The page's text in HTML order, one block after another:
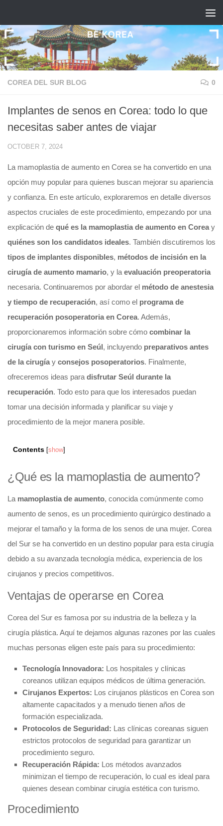
COREA DEL SUR BLOG 0
Implantes de senos en Corea: todo lo que
necesitas saber antes de viajar
OCTOBER 7, 2024
La mamoplastia de aumento en Corea se ha convertido en una
opción muy popular para quienes buscan mejorar su apariencia
y confianza. En este artículo, exploraremos en detalle diversos
aspectos cruciales de este procedimiento, empezando por una
explicación de qué es la mamoplastia de aumento en Corea y
quiénes son los candidatos ideales. También discutiremos los
tipos de implantes disponibles, métodos de incisión en la
cirugía de aumento mamario, y la evaluación preoperatoria
necesaria. Continuaremos por abordar el método de anestesia
y tiempo de recuperación, así como el programa de
recuperación posoperatoria en Corea. Además,
proporcionaremos información sobre cómo combinar la
cirugía con turismo en Seúl, incluyendo preparativos antes
de la cirugía y consejos posoperatorios. Finalmente,
ofreceremos ideas para disfrutar Seúl durante la
recuperación. Todo esto para que los interesados puedan
tomar una decisión informada y planificar su viaje y
procedimiento de la mejor manera posible.
Contents [show]
¿Qué es la mamoplastia de aumento?
La mamoplastia de aumento, conocida comúnmente como
aumento de senos, es un procedimiento quirúrgico destinado a
mejorar el tamaño y la forma de los senos de una mujer. Corea
del Sur se ha convertido en un destino popular para esta cirugía
debido a su avanzada tecnología médica, experiencia de los
cirujanos y precios competitivos.
Ventajas de operarse en Corea
Corea del Sur es famosa por su industria de la belleza y la
cirugía plástica. Aquí te dejamos algunas razones por las cuales
muchas personas eligen este país para su procedimiento:
Tecnología Innovadora: Los hospitales y clínicas
coreanos utilizan equipos médicos de última generación.
Cirujanos Expertos: Los cirujanos plásticos en Corea son
altamente capacitados y a menudo tienen años de
formación especializada.
Protocolos de Seguridad: Las clínicas coreanas siguen
estrictos protocolos de seguridad para garantizar un
procedimiento seguro.
Recuperación Rápida: Los métodos avanzados
minimizan el tiempo de recuperación, lo cual es ideal para
quienes desean combinar cirugía estética con turismo.
Procedimiento